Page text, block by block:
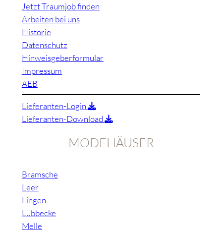
Jetzt Traumjob finden
Arbeiten bei uns
Historie
Datenschutz
Hinweisgeberformular
Impressum
AEB
Lieferanten-Login
Lieferanten-Download
MODEHÄUSER
Bramsche
Leer
Lingen
Lübbecke
Melle